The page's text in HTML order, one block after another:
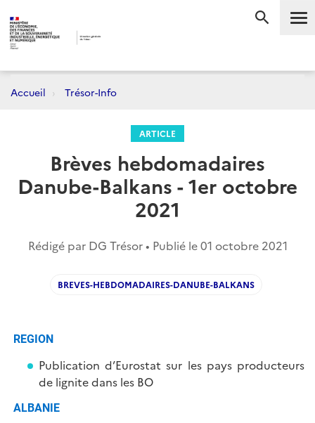
Accueil Trésor-Info
ARTICLE
Brèves hebdomadaires
Danube-Balkans - 1er octobre
2021
Rédigé par DG Trésor • Publié le01 octobre 2021
BREVES-HEBDOMADAIRES-DANUBE-BALKANS
REGION
Publication d’Eurostat sur les pays producteurs
de lignite dans les BO
ALBANIE